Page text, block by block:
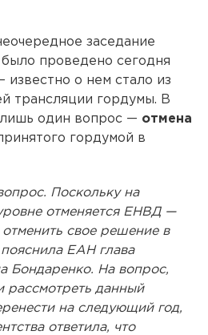
заседание
проведено сегодня
известно о нем стало из
трансляции гордумы. В
один вопрос — отмена
гордумой в
Поскольку на
отменяется ЕНВД —
свое решение в
ЕАН глава
Бондаренко. На вопрос,
рассмотреть данный
на следующий год,
ответила, что